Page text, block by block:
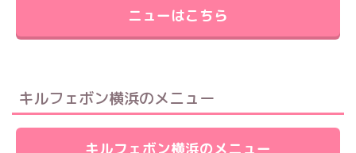
ニューはこちら
キルフェボン横浜のメニュー
キルフェボン横浜のメニュー